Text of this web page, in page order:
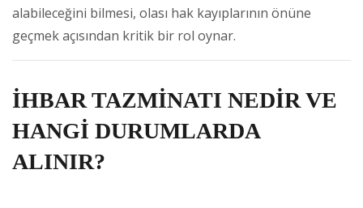
alabileceğini bilmesi, olası hak kayıplarının önüne
geçmek açısından kritik bir rol oynar.
İHBAR TAZMİNATI NEDİR VE
HANGİ DURUMLARDA
ALINIR?